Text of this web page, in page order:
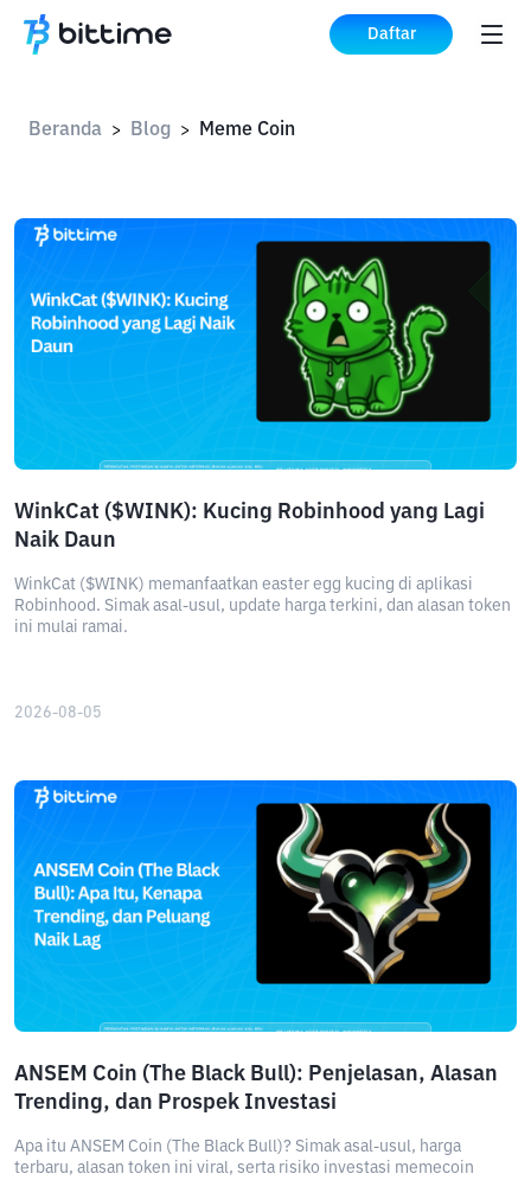
Daftar
Beranda > Blog > Meme Coin
WinkCat ($WINK): Kucing Robinhood yang Lagi
Naik Daun
WinkCat ($WINK) memanfaatkan easter egg kucing di aplikasi
Robinhood. Simak asal-usul, update harga terkini, dan alasan token
ini mulai ramai.
2026-08-05
ANSEM Coin (The Black Bull): Penjelasan, Alasan
Trending, dan Prospek Investasi
Apa itu ANSEM Coin (The Black Bull)? Simak asal-usul, harga
terbaru, alasan token ini viral, serta risiko investasi memecoin